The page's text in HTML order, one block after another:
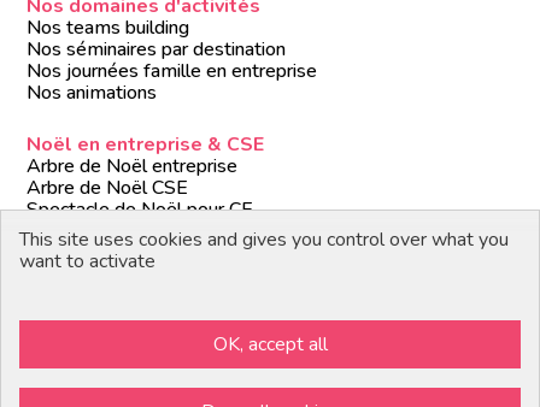
Nos domaines d'activités
Nos teams building
Nos séminaires par destination
Nos journées famille en entreprise
Nos animations
Noël en entreprise & CSE
Arbre de Noël entreprise
Arbre de Noël CSE
Spectacle de Noël pour CE
Animations de Noël entreprise
Formules de Noël clé en main
This site uses cookies and gives you control over what you
want to activate
OK, accept all